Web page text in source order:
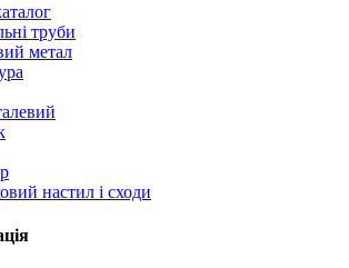
труби
метал
настил і сходи